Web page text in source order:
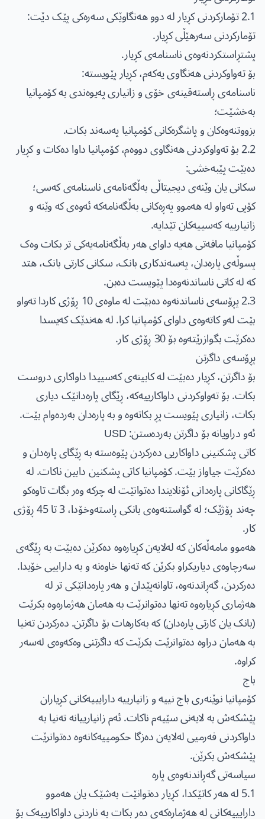
2.1 تۆمارکردنی کڕیار لە دوو هەنگاوێکی سەرەکی پێک دێت:
تۆمارکردنی سەرهێڵی کڕیار.
پشتڕاستکردنەوەی ناسنامەی کڕیار.
بۆ تەواوکردنی هەنگاوی یەکەم، کڕیار پێویستە:
ناسنامەی ڕاستەقینەی خۆی و زانیاری پەیوەندی بە کۆمپانیا
بەخشێت؛
بزووتنەوەکان و پاشگرەکانی کۆمپانیا پەسەند بکات.
2.2 بۆ تەواوکردنی هەنگاوی دووەم، کۆمپانیا داوا دەکات و کڕیار
دەبێت پێبەخشی:
سکانی یان وێنەی دیجیتاڵی بەڵگەنامەی ناسنامەی کەسی؛
کۆپی تەواو لە هەموو پەڕەکانی بەڵگەنامەکە ئەوەی کە وێنە و
زانیارییە کەسییەکان تێدایە.
کۆمپانیا مافەتی هەیە داوای هەر بەڵگەنامەیەکی تر بکات وەک
پسوڵەی پارەدان، پەسەندکاری بانک، سکانی کارتی بانک، هتد
کە لە کاتی ناساندنەوەدا پێویست دەبن.
2.3 پڕۆسەی ناساندنەوە دەبێت لە ماوەی 10 ڕۆژی کاردا تەواو
بێت لەو کاتەوەی داوای کۆمپانیا کرا. لە هەندێک کەیسدا
دەکرێت بگوازرێتەوە بۆ 30 ڕۆژی کار.
پڕۆسەی داگرتن
بۆ داگرتن، کڕیار دەبێت لە کابینەی کەسییدا داواکاری دروست
بکات. بۆ تەواوکردنی داواکارییەکە، ڕێگای پارەدانێک دیاری
بکات، زانیاری پێویست پڕ بکاتەوە و بە پارەدان بەردەوام بێت.
ئەو دراویانە بۆ داگرتن بەردەستن: USD
کاتی پشکنینی داواکاریی دەرکردن پێوەستە بە ڕێگای پارەدان و
دەکرێت جیاواز بێت. کۆمپانیا کاتی پشکنین دابین ناکات. لە
ڕێگاکانی پارەدانی ئۆنلایندا دەتوانێت لە چرکە وەر بگات تاوەکو
چەند ڕۆژێک؛ لە گواستنەوەی بانکی ڕاستەوخۆدا، 3 تا 45 ڕۆژی
کار.
هەموو مامەڵەکان کە لەلایەن کڕیارەوە دەکرێن دەبێت بە ڕێگەی
سەرچاوەی دیاریکراو بکرێن کە تەنها خاوەنە و بە داراییی خۆیدا.
دەرکردن، گەڕاندنەوە، تاوانەپێدان و هەر پارەدانێکی تر لە
هەژماری کڕیارەوە تەنها دەتوانرێت بە هەمان هەژمارەوە بکرێت
(بانک یان کارتی پارەدان) کە بەکارهات بۆ داگرتن. دەرکردن تەنیا
بە هەمان دراوە دەتوانرێت بکرێت کە داگرتنی وەکەوەی لەسەر
کراوە.
باج
کۆمپانیا نوێنەری باج نییە و زانیارییە دارایییەکانی کڕیاران
پێشکەش بە لایەنی سێیەم ناکات. ئەم زانیارییانە تەنیا بە
داواکردنی فەرمیی لەلایەن دەزگا حکومییەکانەوە دەتوانرێت
پێشکەش بکرێن.
سیاسەتی گەڕاندنەوەی پارە
5.1 لە هەر کاتێکدا، کڕیار دەتوانێت بەشێک یان هەموو
دارایییەکانی لە هەژمارەکەی دەر بکات بە ناردنی داواکارییەک بۆ